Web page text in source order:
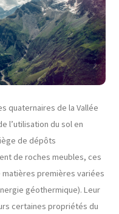
quaternaires de la Vallée
l’utilisation du sol en
de dépôts
de roches meubles, ces
premières variées
géothermique). Leur
certaines propriétés du